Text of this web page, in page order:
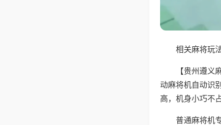
相关麻将玩
【贵州遵
动麻将机自动识
高，机身小巧不
普通麻将机